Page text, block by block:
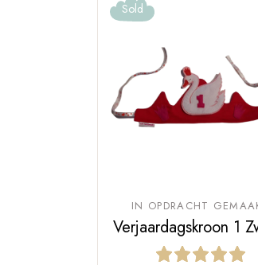
Sold
IN OPDRACHT
Verjaardagskroon 1